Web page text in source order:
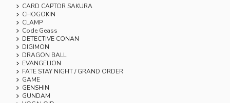
CARD CAPTOR SAKURA
CHOGOKIN
CLAMP
Code Geass
DETECTIVE CONAN
DIGIMON
DRAGON BALL
EVANGELION
FATE STAY NIGHT / GRAND ORDER
GAME
GENSHIN
GUNDAM